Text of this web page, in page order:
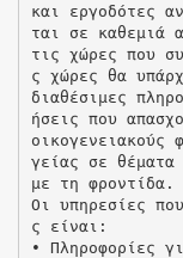
και εργοδότες
ται σε καθεμιά
τις χώρες που
ς χώρες θα
διαθέσιμες
ήσεις που
οικογενειακούς
γείας σε θέματα
με τη φροντίδα.
Οι υπηρεσίες
ς είναι:
• Πληροφορίες